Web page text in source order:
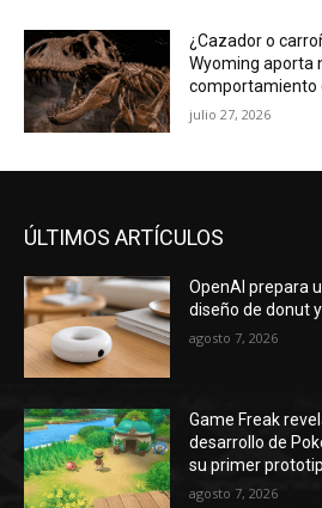
¿Cazador o
Wyoming aporta
comportamiento
julio 27, 2026
ÚLTIMOS ARTÍCULOS
OpenAI prepara
diseño de donut
agosto 7, 2026
Game Freak
desarrollo de
su primer
agosto 7, 2026